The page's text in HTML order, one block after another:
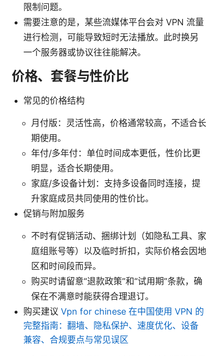
限制问题。
需要注意的是，某些流媒体平台会对 VPN 流量
进行检测，可能导致短时无法播放。此时换另
一个服务器或协议往往能解决。
价格、套餐与性价比
常见的价格结构
月付版：灵活性高，价格通常较高，不适合长
期使用。
年付/多年付：单位时间成本更低，性价比更
明显，适合长期使用。
家庭/多设备计划：支持多设备同时连接，提
升家庭成员共同使用的性价比。
促销与附加服务
不时有促销活动、捆绑计划（如隐私工具、家
庭组账号等）以及临时折扣，实际价格会因地
区和时间段而异。
购买时请留意“退款政策”和“试用期”条款，确
保在不满意时能获得合理退订。
购买建议 Vpn for chinese 在中国使用 VPN 的
完整指南：翻墙、隐私保护、速度优化、设备
兼容、合规要点与常见误区